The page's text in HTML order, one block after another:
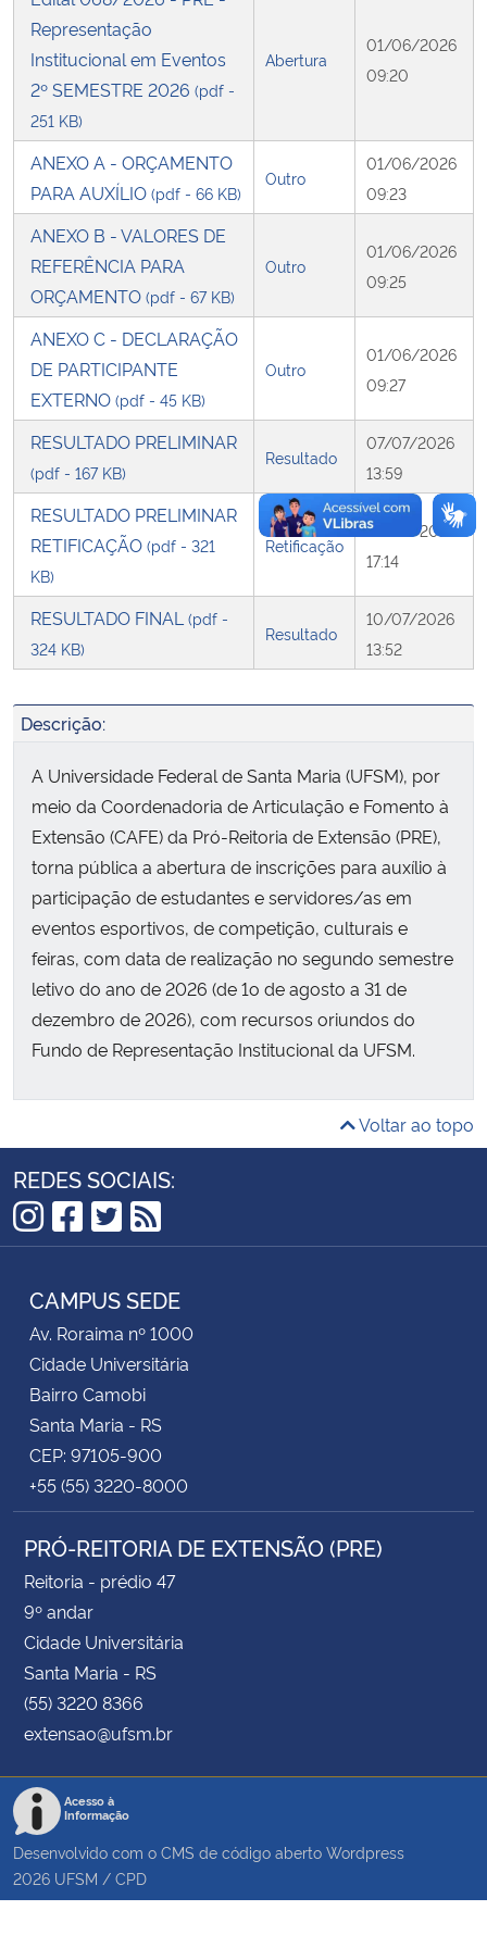
Secretaria-Geral
Gabinete de Segurança Institucional
Planalto
Representação
Institucional em Eventos
2º SEMESTRE 2026 (pdf -
251 KB)
Abertura
01/06/2026
09:20
ANEXO A - ORÇAMENTO
PARA AUXÍLIO (pdf - 66 KB)
Outro
01/06/2026
09:23
ANEXO B - VALORES DE
REFERÊNCIA PARA
ORÇAMENTO (pdf - 67 KB)
Outro
01/06/2026
09:25
ANEXO C - DECLARAÇÃO
DE PARTICIPANTE
EXTERNO (pdf - 45 KB)
Outro
01/06/2026
09:27
RESULTADO PRELIMINAR
(pdf - 167 KB)
Resultado
07/07/2026
13:59
RESULTADO PRELIMINAR
RETIFICAÇÃO (pdf - 321
KB)
Retificação
09/07/2026
17:14
RESULTADO FINAL(pdf -
324 KB)
Resultado
10/07/2026
13:52
Descrição:
A Universidade Federal de Santa Maria (UFSM), por
meio da Coordenadoria de Articulação e Fomento à
Extensão (CAFE) da Pró-Reitoria de Extensão (PRE),
torna pública a abertura de inscrições para auxílio à
participação de estudantes e servidores/as em
eventos esportivos, de competição, culturais e
feiras, com data de realização no segundo semestre
letivo do ano de 2026 (de 1o de agosto a 31 de
dezembro de 2026), com recursos oriundos do
Fundo de Representação Institucional da UFSM.
Voltar ao topo
REDES SOCIAIS:
Instagram
Facebook
Twitter
RSS
CAMPUS SEDE
Av. Roraima nº 1000
Cidade Universitária
Bairro Camobi
Santa Maria - RS
CEP: 97105-900
+55 (55) 3220-8000
PRÓ-REITORIA DE EXTENSÃO (PRE)
Reitoria - prédio 47
9º andar
Cidade Universitária
Santa Maria - RS
(55) 3220 8366
extensao@ufsm.br
Acesso à
Informação
Desenvolvido com o CMS de código aberto Wordpress
2026 UFSM / CPD